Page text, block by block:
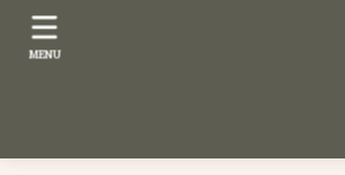
MENU